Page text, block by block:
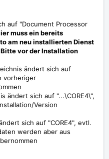
auf "Document Processor
muss ein bereits
am neu installierten Dienst
vor der Installation
ändert sich auf
vorheriger
ändert sich auf "...\CORE4\",
Version
sich auf "CORE4", evtl.
werden aber aus